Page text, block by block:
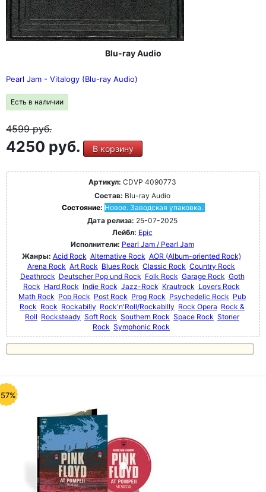
Blu-ray Audio
Pearl Jam - Vitalogy (Blu-ray Audio)
Есть в наличии
4599руб.
4250 руб. В корзину
Артикул: CDVP 4090773
Состав: Blu-ray Audio
Состояние: Новое. Заводская упаковка.
Дата релиза: 25-07-2025
Лейбл: Epic
Исполнители: Pearl Jam / Pearl Jam
Жанры: Acid Rock Alternative Rock AOR (Album-oriented Rock)
Arena Rock Art Rock Blues Rock Classic Rock Country Rock
Deathrock Deutscher Pop und Rock Folk Rock Garage Rock Goth
Rock Hard Rock Indie Rock Jazz-Rock Krautrock Lovers Rock
Math Rock Pop Rock Post Rock Prog Rock Psychedelic Rock Pub
Rock Rock Rockabilly Rock'n'Roll/Rockabilly Rock Opera Rock &
Roll Rocksteady Soft Rock Southern Rock Space Rock Stoner
Rock Symphonic Rock